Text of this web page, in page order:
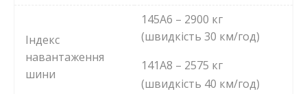
Індекс
навантаження
шини
145A6 – 2900 кг
(швидкість 30 км/год)
141A8 – 2575 кг
(швидкість 40 км/год)